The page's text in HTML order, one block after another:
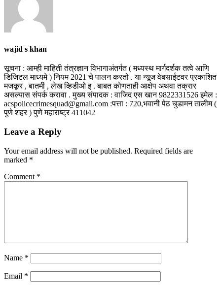
wajid s khan
सूचना : आम्ही माहिती तंत्रज्ञान विभागाअंतर्गत ( मध्यस्थ मार्गदर्शक तत्वे आणि
डिजिटल माध्यमे ) नियम 2021 चे पालन करतो . या न्यूज वेबसाईटवर प्रकाशित
मजकूर , बातमी , लेख व्हिडीओ इ . बाबत कोणताही आक्षेप अथवा तक्रार
असल्यास संपर्क करावा . मुख्य संपादक : वाजिद एस खान 9822331526 इमेल :
acspolicecrimesquad@gmail.com :पत्ता : 720,भवानी पेठ चुडामन तालीम (
पुणे शहर ) पुणे महाराष्ट्र 411042
Leave a Reply
Your email address will not be published. Required fields are
marked *
Comment *
Name *
Email *